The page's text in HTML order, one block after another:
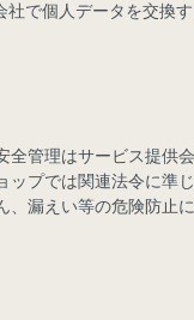
で個人データを交換
管理はサービス提供
ップでは関連法令に準
漏えい等の危険防止に